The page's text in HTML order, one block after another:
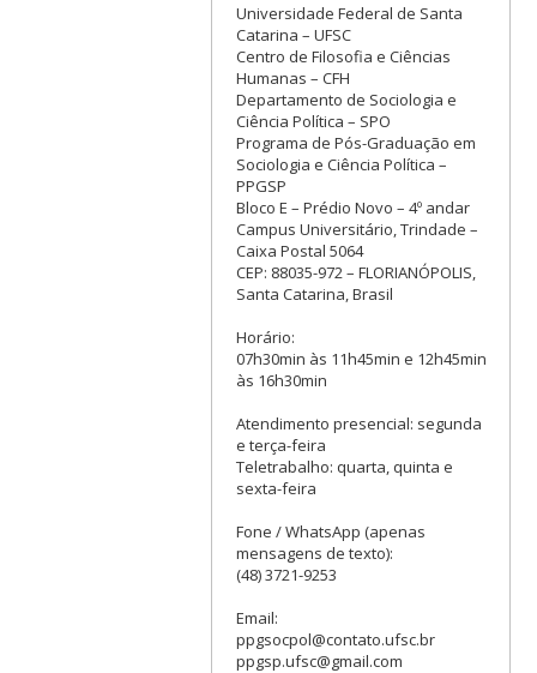
Universidade Federal de Santa
Catarina – UFSC
Centro de Filosofia e Ciências
Humanas – CFH
Departamento de Sociologia e
Ciência Política – SPO
Programa de Pós-Graduação em
Sociologia e Ciência Política –
PPGSP
Bloco E – Prédio Novo – 4º andar
Campus Universitário, Trindade –
Caixa Postal 5064
CEP: 88035-972 – FLORIANÓPOLIS,
Santa Catarina, Brasil
Horário:
07h30min às 11h45min e 12h45min
às 16h30min
Atendimento presencial: segunda
e terça-feira
Teletrabalho: quarta, quinta e
sexta-feira
Fone / WhatsApp (apenas
mensagens de texto):
(48) 3721-9253
Email:
ppgsocpol@contato.ufsc.br
ppgsp.ufsc@gmail.com